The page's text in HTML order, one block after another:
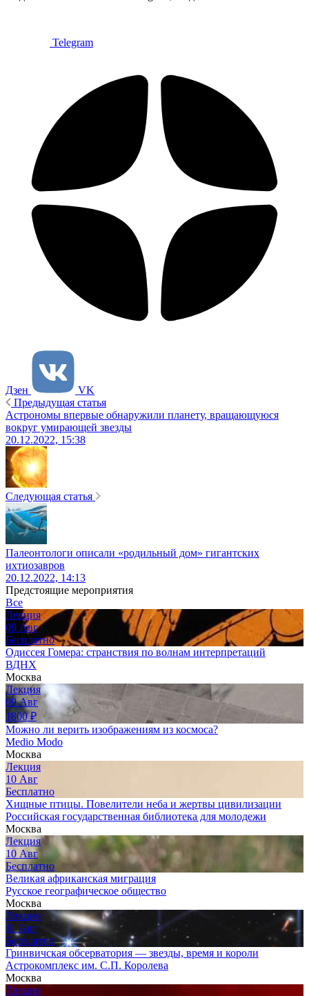
Telegram
Дзен
VK
Предыдущая статья
Астрономы впервые обнаружили планету, вращающуюся
вокруг умирающей звезды
20.12.2022, 15:38
Следующая статья
Палеонтологи описали «родильный дом» гигантских
ихтиозавров
20.12.2022, 14:13
Предстоящие мероприятия
Все
Лекция
09 Авг
Бесплатно
Одиссея Гомера: странствия по волнам интерпретаций
ВДНХ
Москва
Лекция
09 Авг
1800₽
Можно ли верить изображениям из космоса?
Medio Modo
Москва
Лекция
10 Авг
Бесплатно
Хищные птицы. Повелители неба и жертвы цивилизации
Российская государственная библиотека для молодежи
Москва
Лекция
10 Авг
Бесплатно
Великая африканская миграция
Русское географическое общество
Москва
Лекция
11 Авг
Бесплатно
Гринвичская обсерватория — звезды, время и короли
Астрокомплекс им. С.П. Королева
Москва
Лекция